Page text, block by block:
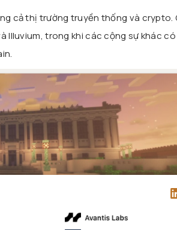
cả thị trường truyền thống và crypto.
Illuvium, trong khi các cộng sự khác